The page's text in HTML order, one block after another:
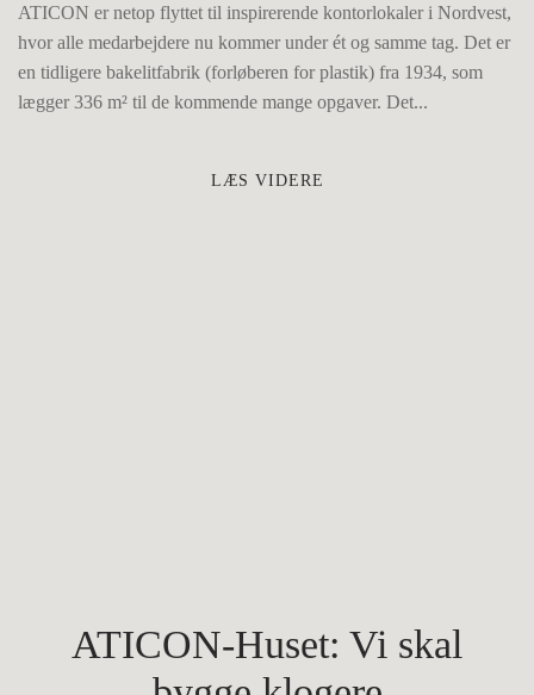
I
LOKALER
ATICON er netop flyttet til inspirerende kontorlokaler i Nordvest,
hvor alle medarbejdere nu kommer under ét og samme tag. Det er
en tidligere bakelitfabrik (forløberen for plastik) fra 1934, som
lægger 336 m² til de kommende mange opgaver. Det...
LÆS VIDERE
ATICON-Huset: Vi skal